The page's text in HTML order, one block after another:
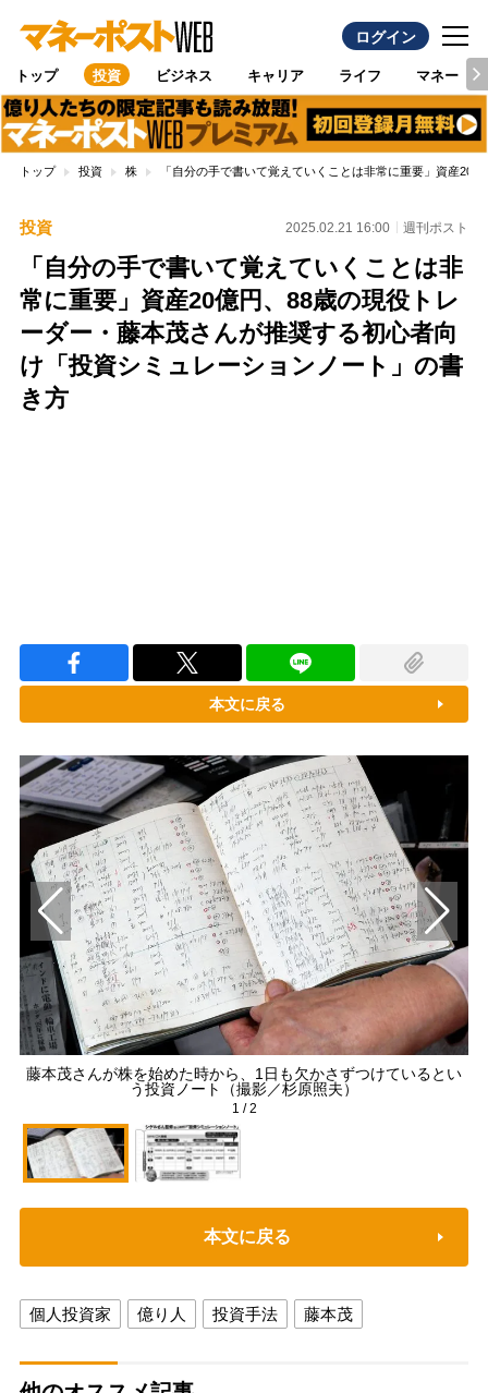
ログイン
トップ 投資 ビジネス キャリア ライフ マネー
トップ 投資 株 「自分の手で書いて覚えていくことは非常に重要」資産20
投資 2025.02.21 16:00 週刊ポスト
「自分の手で書いて覚えていくことは非
常に重要」資産20億円、88歳の現役トレ
ーダー・藤本茂さんが推奨する初心者向
け「投資シミュレーションノート」の書
き方
本文に戻る
藤本茂さんが株を始めた時から、1日も欠かさずつけているとい
う投資ノート（撮影／杉原照夫）
1 /2
本文に戻る
個人投資家 億り人 投資手法 藤本茂